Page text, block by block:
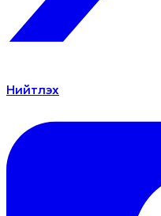
Нийтлэх